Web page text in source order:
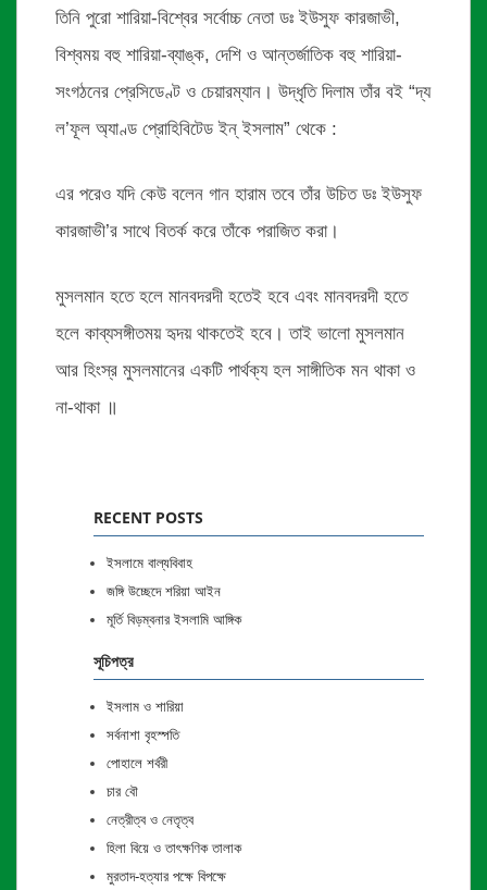
তিনি পুরো শারিয়া-বিশ্বের সর্বোচ্চ নেতা ডঃ ইউসুফ কারজাভী,
বিশ্বময় বহু শারিয়া-ব্যাঙ্ক, দেশি ও আন্তর্জাতিক বহু শারিয়া-
সংগঠনের প্রেসিডেণ্ট ও চেয়ারম্যান। উদ্ধৃতি দিলাম তাঁর বই “দ্য
ল’ফূল অ্যাণ্ড প্রোহিবিটেড ইন্ ইসলাম” থেকে :
এর পরেও যদি কেউ বলেন গান হারাম তবে তাঁর উচিত ডঃ ইউসুফ
কারজাভী’র সাথে বিতর্ক করে তাঁকে পরাজিত করা।
মুসলমান হতে হলে মানবদরদী হতেই হবে এবং মানবদরদী হতে
হলে কাব্যসঙ্গীতময় হৃদয় থাকতেই হবে। তাই ভালো মুসলমান
আর হিংস্র মুসলমানের একটি পার্থক্য হল সাঙ্গীতিক মন থাকা ও
না-থাকা ॥
RECENT POSTS
ইসলামে বাল্যবিবাহ
জঙ্গি উচ্ছেদে শরিয়া আইন
মূর্তি বিড়ম্বনার ইসলামি আঙ্গিক
সূচিপত্র
ইসলাম ও শারিয়া
সর্বনাশা বৃহস্পতি
পোহালে শর্বরী
চার বৌ
নেত্রীত্ব ও নেতৃত্ব
হিলা বিয়ে ও তাৎক্ষণিক তালাক
মুরতাদ-হত্যার পক্ষে বিপক্ষে